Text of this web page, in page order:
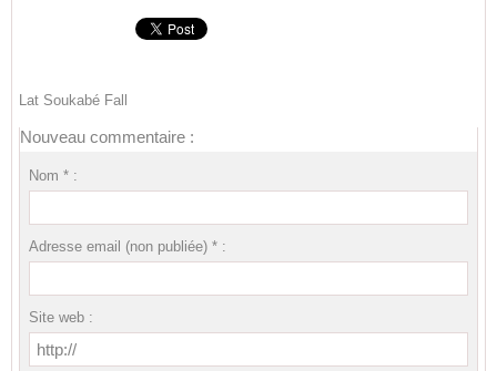
Lat Soukabé Fall
Nouveau commentaire :
Nom * :
Adresse email (non publiée) * :
Site web :